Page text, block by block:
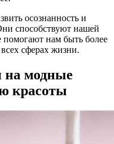
осознанность и
способствуют нашей
помогают нам быть более
сферах жизни.
на модные
красоты